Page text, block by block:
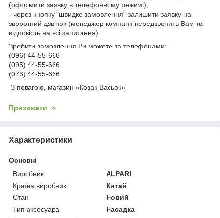
(оформити заявку в телефонному режимі);
- через кнопку "швидке замовлення" залишити заявку на
зворотний дзвінок (менеджер компанії передзвонить Вам та
відповість на всі запитання).
Зробити замовлення Ви можете за телефонами:
(096) 44-55-666
(095) 44-55-666
(073) 44-55-666
З повагою, магазин «Козак Васьок»
Приховати
Характеристики
Основні
Виробник
ALPARI
Країна виробник
Китай
Стан
Новий
Тип аксесуара
Насадка